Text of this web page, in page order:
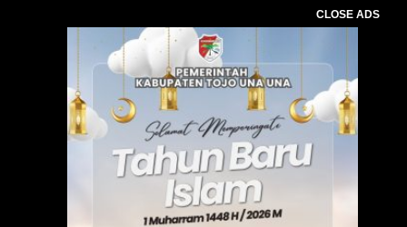
CLOSE ADS